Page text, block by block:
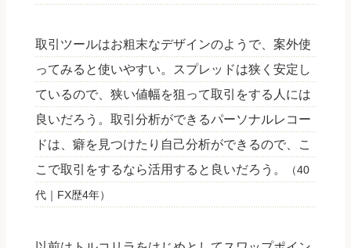
取引ツールはお粗末なデザインのようで、案外使
ってみると使いやすい。スプレッドは狭く安定し
ているので、狭い値幅を狙って取引をする人には
良いだろう。取引分析ができるパーソナルレコー
ドは、癖を見つけたり自己分析ができるので、こ
こで取引をするなら活用すると良いだろう。
（40
代｜FX歴4年）